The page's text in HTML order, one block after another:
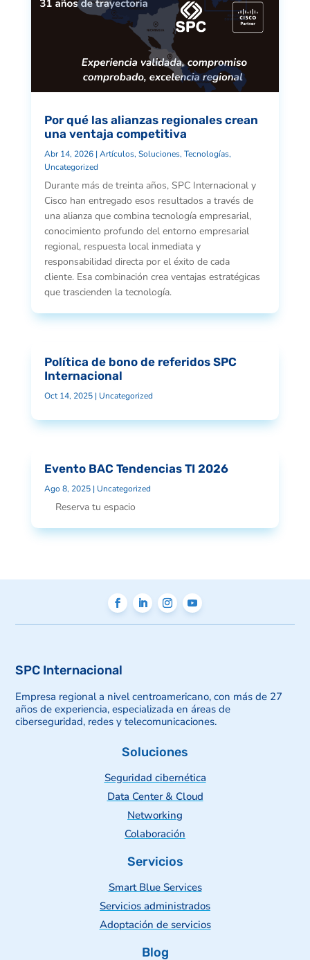
Por qué las alianzas regionales crean
una ventaja competitiva
Abr 14, 2026| Artículos, Soluciones, Tecnologías,
Uncategorized
Durante más de treinta años, SPC Internacional y
Cisco han entregado esos resultados a través de
una alianza que combina tecnología empresarial,
conocimiento profundo del entorno empresarial
regional, respuesta local inmediata y
responsabilidad directa por el éxito de cada
cliente. Esa combinación crea ventajas estratégicas
que trascienden la tecnología.
Política de bono de referidos SPC
Internacional
Oct 14, 2025| Uncategorized
Evento BAC Tendencias TI 2026
Ago 8, 2025| Uncategorized
Reserva tu espacio
SPC Internacional
Empresa regional a nivel centroamericano, con más de 27
años de experiencia, especializada en áreas de
ciberseguridad, redes y telecomunicaciones.
Soluciones
Seguridad cibernética
Data Center & Cloud
Networking
Colaboración
Servicios
Smart Blue Services
Servicios administrados
Adoptación de servicios
Blog